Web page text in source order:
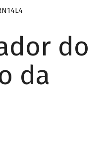
do
da